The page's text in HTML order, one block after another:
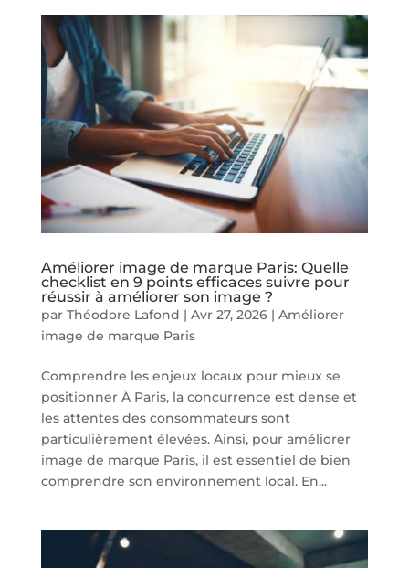
Améliorer image de marque Paris: Quelle
checklist en 9 points efficaces suivre pour
réussir à améliorer son image ?
par Théodore Lafond | Avr 27, 2026| Améliorer
image de marque Paris
Comprendre les enjeux locaux pour mieux se
positionner À Paris, la concurrence est dense et
les attentes des consommateurs sont
particulièrement élevées. Ainsi, pour améliorer
image de marque Paris, il est essentiel de bien
comprendre son environnement local. En...